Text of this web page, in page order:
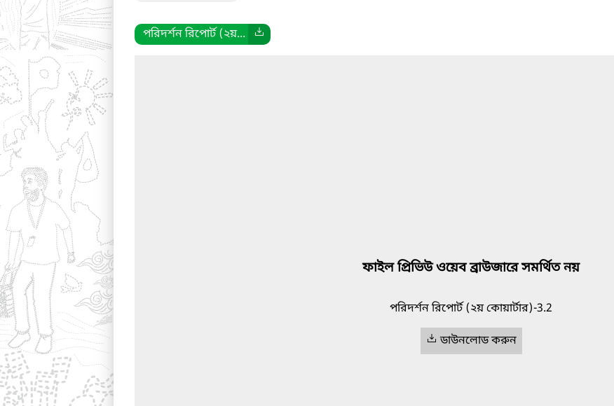
পরিদর্শন রিপোর্ট (২য়...
ফাইল প্রিভিউ ওয়েব ব্রাউজারে সমর্থিত নয়
পরিদর্শন রিপোর্ট (২য় কোয়ার্টার)-3.2
ডাউনলোড করুন